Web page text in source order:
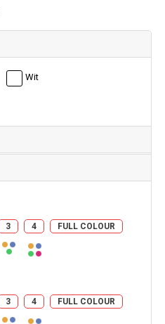
Wit
3 4 FULL COLOUR
3 4 FULL COLOUR